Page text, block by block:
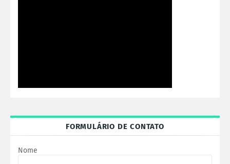
FORMULÁRIO DE CONTATO
Nome